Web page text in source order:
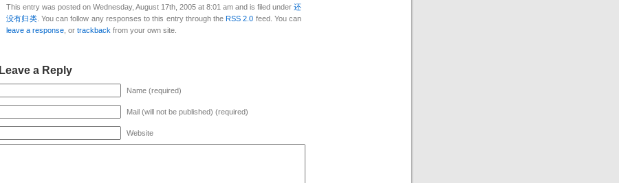
This entry was posted on Wednesday, August 17th, 2005 at 8:01 am and is filed under 还
没有归类. You can follow any responses to this entry through theRSS 2.0 feed. You can
leave a response , or trackback from your own site.
Leave a Reply
Name (required)
Mail (will not be published) (required)
Website